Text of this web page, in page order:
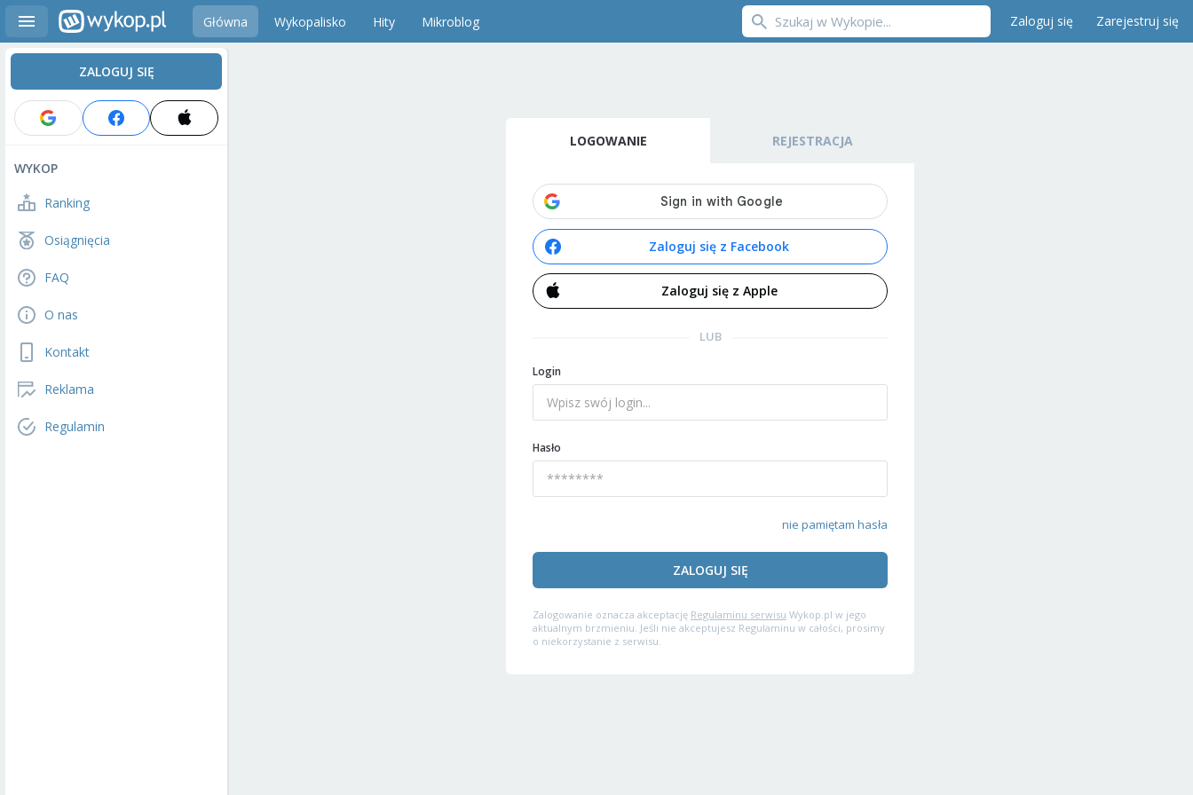
Główna Wykopalisko Hity Mikroblog Zaloguj się Zarejestruj się
ZALOGUJ SIĘ
WYKOP
Ranking
Osiągnięcia
FAQ
O nas
Kontakt
Reklama
Regulamin
LOGOWANIE REJESTRACJA
Zaloguj się z Facebook
Zaloguj się z Apple
LUB
Login
Hasło
nie pamiętam hasła
ZALOGUJ SIĘ
Zalogowanie oznacza akceptację Regulaminu serwisu Wykop.pl w jego
aktualnym brzmieniu. Jeśli nie akceptujesz Regulaminu w całości, prosimy
o niekorzystanie z serwisu.